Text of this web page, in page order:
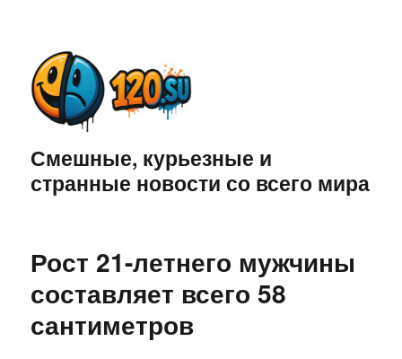
Смешные, курьезные и
странные новости со всего мира
Рост 21-летнего мужчины
составляет всего 58
сантиметров